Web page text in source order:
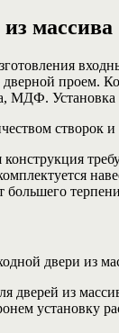
массива
дверной проем.
МДФ. Установка
створок
большего
двери из
дверей из
установку